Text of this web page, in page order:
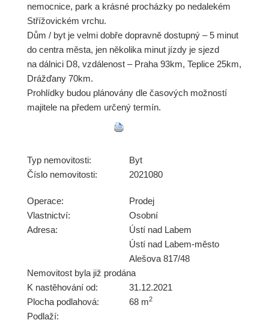
nemocnice, park a krásné procházky po nedalekém
Střížovickém vrchu.
Dům / byt je velmi dobře dopravně dostupný – 5 minut
do centra města, jen několika minut jízdy je sjezd
na dálnici D8, vzdálenost – Praha 93km, Teplice 25km,
Drážďany 70km.
Prohlídky budou plánovány dle časových možností
majitele na předem určený termín.
Typ nemovitosti:
Byt
Číslo nemovitosti:
2021080
Operace:
Prodej
Vlastnictví:
Osobní
Adresa:
Ústí nad Labem
Ústí nad Labem-město
Alešova 817/48
Nemovitost byla již prodána
K nastěhování od:
31.12.2021
Plocha podlahová:
68 m2
Podlaží: